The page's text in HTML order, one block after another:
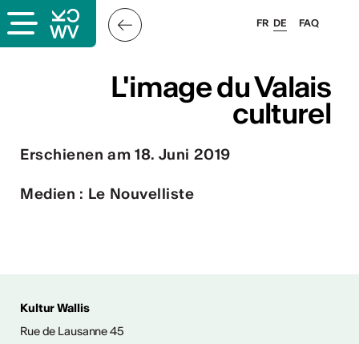
FAQ
FR DE
L'image du Valais
culturel
L'image du Valais
culturel
Erschienen am 18. Juni 2019
Medien : Le Nouvelliste
Kultur Wallis
Rue de Lausanne 45